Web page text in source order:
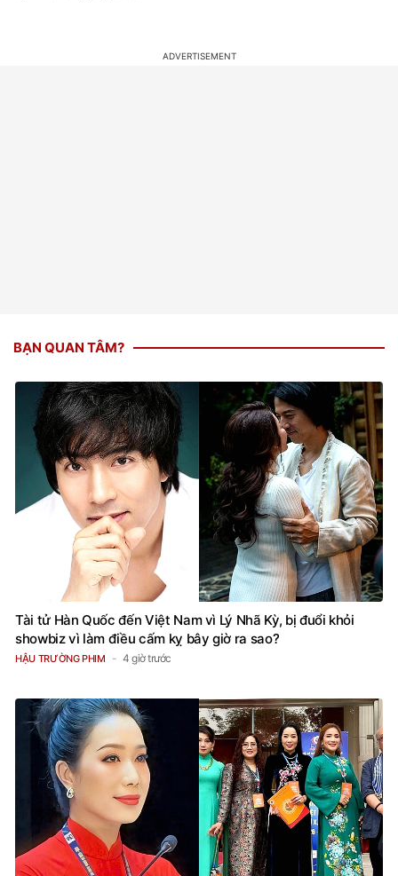
BẠN QUAN TÂM?
Tài tử Hàn Quốc đến Việt Nam vì Lý Nhã Kỳ, bị đuổi khỏi
showbiz vì làm điều cấm kỵ bây giờ ra sao?
HẬU TRƯỜNG PHIM 4 giờ trước